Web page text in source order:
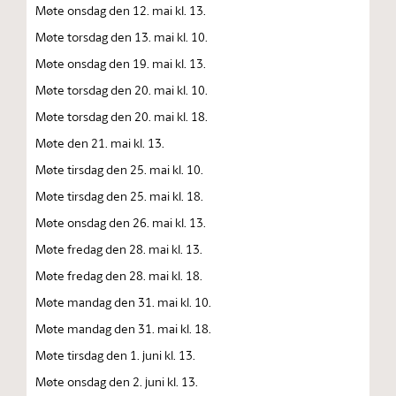
Møte onsdag den 12. mai kl. 13.
Møte torsdag den 13. mai kl. 10.
Møte onsdag den 19. mai kl. 13.
Møte torsdag den 20. mai kl. 10.
Møte torsdag den 20. mai kl. 18.
Møte den 21. mai kl. 13.
Møte tirsdag den 25. mai kl. 10.
Møte tirsdag den 25. mai kl. 18.
Møte onsdag den 26. mai kl. 13.
Møte fredag den 28. mai kl. 13.
Møte fredag den 28. mai kl. 18.
Møte mandag den 31. mai kl. 10.
Møte mandag den 31. mai kl. 18.
Møte tirsdag den 1. juni kl. 13.
Møte onsdag den 2. juni kl. 13.